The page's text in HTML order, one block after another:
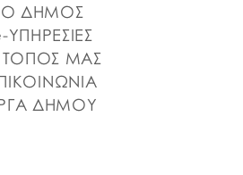
Ο ΔΗΜΟΣ
ΥΠΗΡΕΣΙΕΣ
ΜΑΣ
ΔΗΜΟΥ